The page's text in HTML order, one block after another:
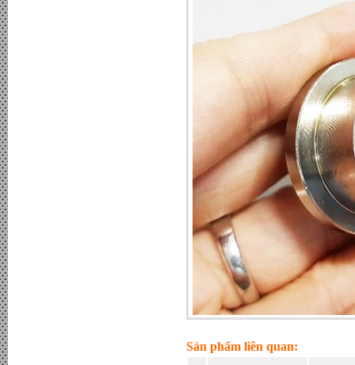
Sản phẩm liên quan: